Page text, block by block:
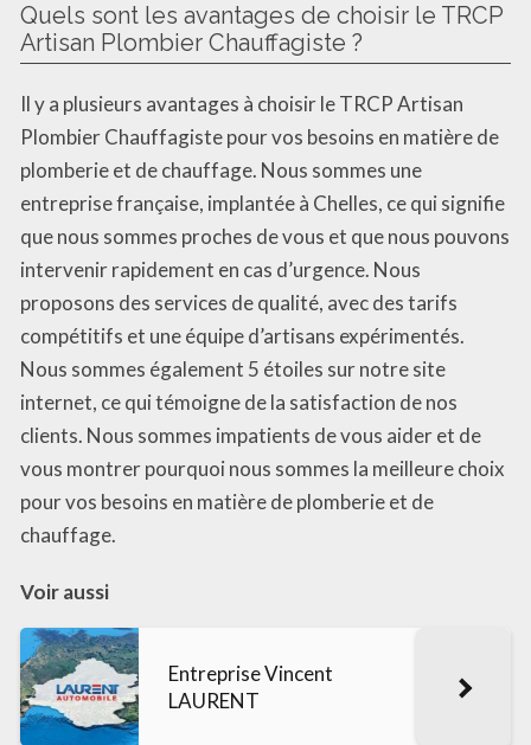
Quels sont les avantages de choisir le TRCP
Artisan Plombier Chauffagiste ?
Il y a plusieurs avantages à choisir le TRCP Artisan
Plombier Chauffagiste pour vos besoins en matière de
plomberie et de chauffage. Nous sommes une
entreprise française, implantée à Chelles, ce qui signifie
que nous sommes proches de vous et que nous pouvons
intervenir rapidement en cas d’urgence. Nous
proposons des services de qualité, avec des tarifs
compétitifs et une équipe d’artisans expérimentés.
Nous sommes également 5 étoiles sur notre site
internet, ce qui témoigne de la satisfaction de nos
clients. Nous sommes impatients de vous aider et de
vous montrer pourquoi nous sommes la meilleure choix
pour vos besoins en matière de plomberie et de
chauffage.
Voir aussi
Entreprise Vincent
LAURENT